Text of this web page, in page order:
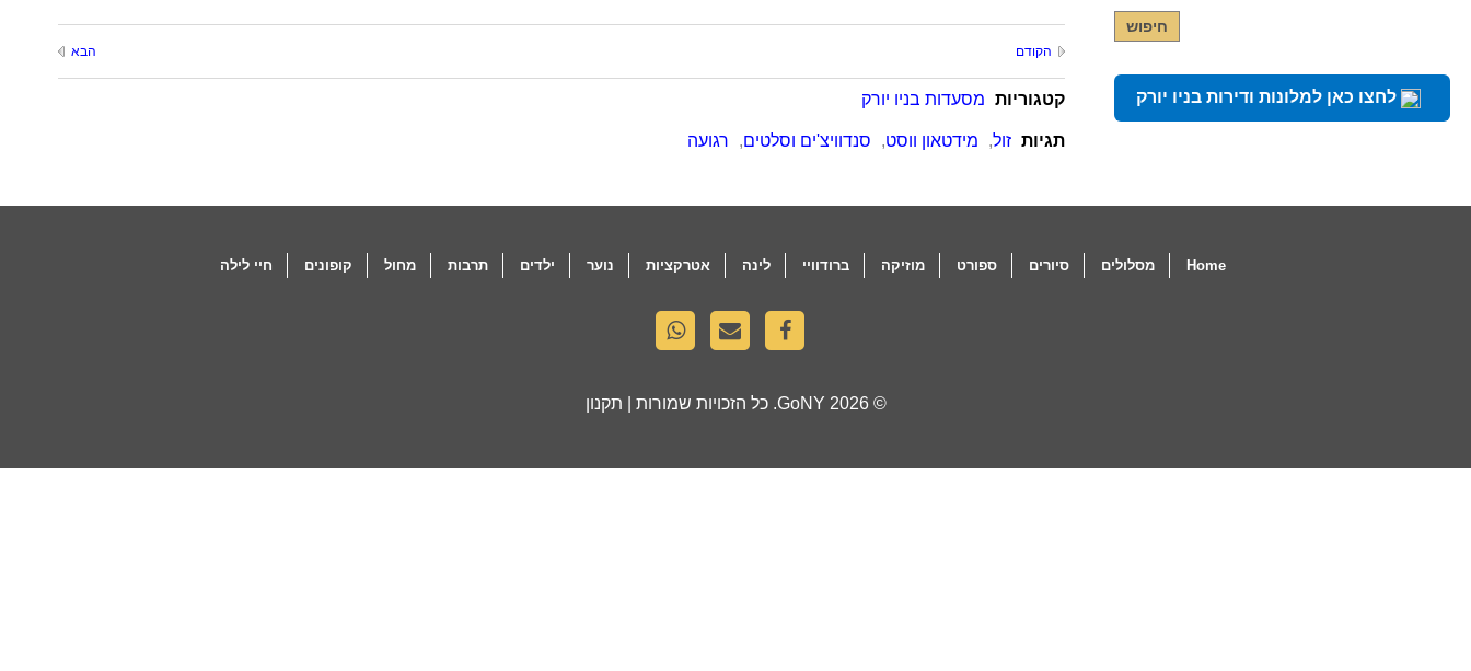
הקודם הבא
קטגוריות מסעדות בניו יורק
תגיות זול, מידטאון ווסט, סנדוויצ'ים וסלטים, רגועה
לחצו כאן למלונות ודירות בניו יורק
Home מסלולים סיורים ספורט מוזיקה ברודוויי לינה אטרקציות נוער ילדים תרבות מחול קופונים חיי לילה
© 2026
GoNY. כל הזכויות שמורות | תקנון